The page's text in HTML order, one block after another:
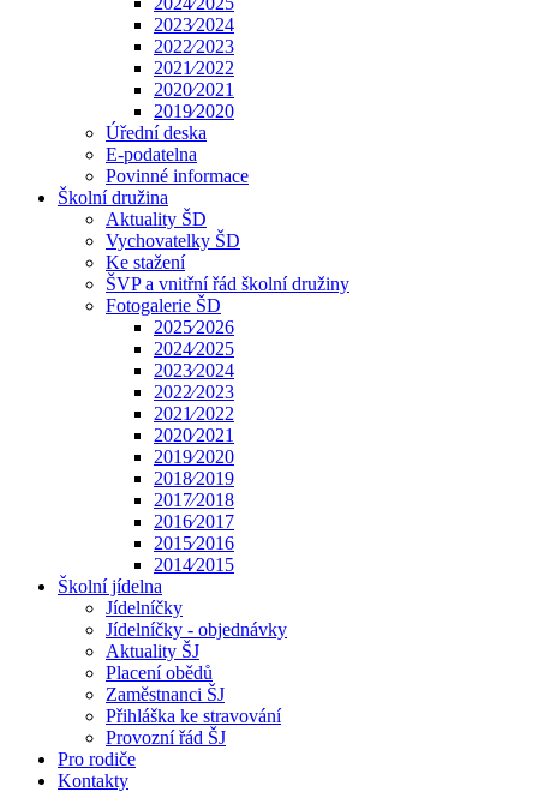
2023⁄2024
2022⁄2023
2021⁄2022
2020⁄2021
2019⁄2020
Úřední deska
E-podatelna
Povinné informace
Školní družina
Aktuality ŠD
Vychovatelky ŠD
Ke stažení
ŠVP a vnitřní řád školní družiny
Fotogalerie ŠD
2025⁄2026
2024⁄2025
2023⁄2024
2022⁄2023
2021⁄2022
2020⁄2021
2019⁄2020
2018⁄2019
2017⁄2018
2016⁄2017
2015⁄2016
2014⁄2015
Školní jídelna
Jídelníčky
Jídelníčky - objednávky
Aktuality ŠJ
Placení obědů
Zaměstnanci ŠJ
Přihláška ke stravování
Provozní řád ŠJ
Pro rodiče
Kontakty